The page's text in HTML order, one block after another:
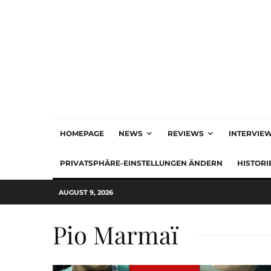
HOMEPAGE NEWS REVIEWS
PRIVATSPHÄRE-EINSTELLUNGEN ÄNDERN
AUGUST 9, 2026
Pio Marmaï